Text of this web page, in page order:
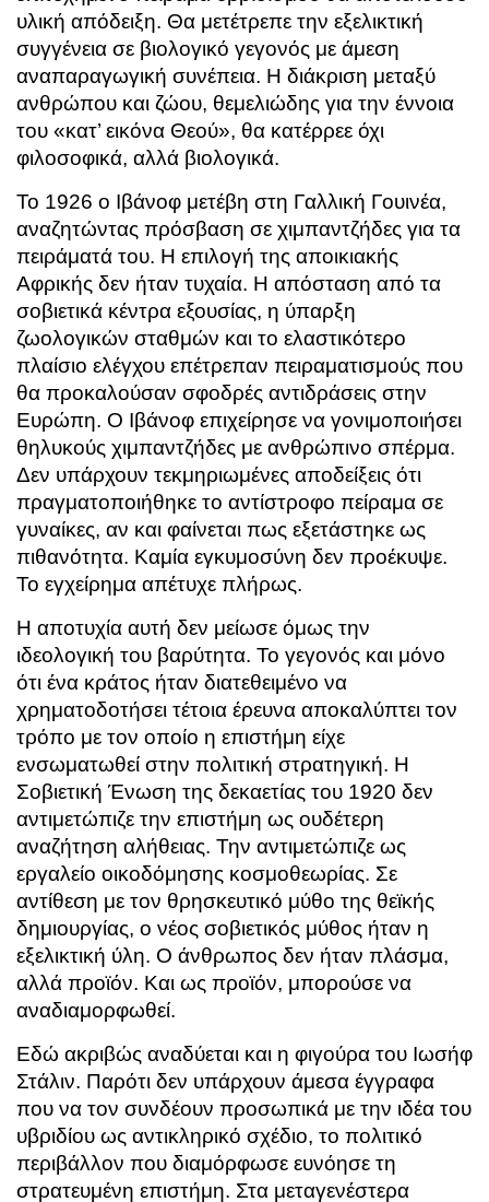
υλική απόδειξη. Θα μετέτρεπε την εξελικτική
συγγένεια σε βιολογικό γεγονός με άμεση
αναπαραγωγική συνέπεια. Η διάκριση μεταξύ
ανθρώπου και ζώου, θεμελιώδης για την έννοια
του «κατ’ εικόνα Θεού», θα κατέρρεε όχι
φιλοσοφικά, αλλά βιολογικά.
Το 1926 ο Ιβάνοφ μετέβη στη Γαλλική Γουινέα,
αναζητώντας πρόσβαση σε χιμπαντζήδες για τα
πειράματά του. Η επιλογή της αποικιακής
Αφρικής δεν ήταν τυχαία. Η απόσταση από τα
σοβιετικά κέντρα εξουσίας, η ύπαρξη
ζωολογικών σταθμών και το ελαστικότερο
πλαίσιο ελέγχου επέτρεπαν πειραματισμούς που
θα προκαλούσαν σφοδρές αντιδράσεις στην
Ευρώπη. Ο Ιβάνοφ επιχείρησε να γονιμοποιήσει
θηλυκούς χιμπαντζήδες με ανθρώπινο σπέρμα.
Δεν υπάρχουν τεκμηριωμένες αποδείξεις ότι
πραγματοποιήθηκε το αντίστροφο πείραμα σε
γυναίκες, αν και φαίνεται πως εξετάστηκε ως
πιθανότητα. Καμία εγκυμοσύνη δεν προέκυψε.
Το εγχείρημα απέτυχε πλήρως.
Η αποτυχία αυτή δεν μείωσε όμως την
ιδεολογική του βαρύτητα. Το γεγονός και μόνο
ότι ένα κράτος ήταν διατεθειμένο να
χρηματοδοτήσει τέτοια έρευνα αποκαλύπτει τον
τρόπο με τον οποίο η επιστήμη είχε
ενσωματωθεί στην πολιτική στρατηγική. Η
Σοβιετική Ένωση της δεκαετίας του 1920 δεν
αντιμετώπιζε την επιστήμη ως ουδέτερη
αναζήτηση αλήθειας. Την αντιμετώπιζε ως
εργαλείο οικοδόμησης κοσμοθεωρίας. Σε
αντίθεση με τον θρησκευτικό μύθο της θεϊκής
δημιουργίας, ο νέος σοβιετικός μύθος ήταν η
εξελικτική ύλη. Ο άνθρωπος δεν ήταν πλάσμα,
αλλά προϊόν. Και ως προϊόν, μπορούσε να
αναδιαμορφωθεί.
Εδώ ακριβώς αναδύεται και η φιγούρα του Ιωσήφ
Στάλιν. Παρότι δεν υπάρχουν άμεσα έγγραφα
που να τον συνδέουν προσωπικά με την ιδέα του
υβριδίου ως αντικληρικό σχέδιο, το πολιτικό
περιβάλλον που διαμόρφωσε ευνόησε τη
στρατευμένη επιστήμη. Στα μεταγενέστερα